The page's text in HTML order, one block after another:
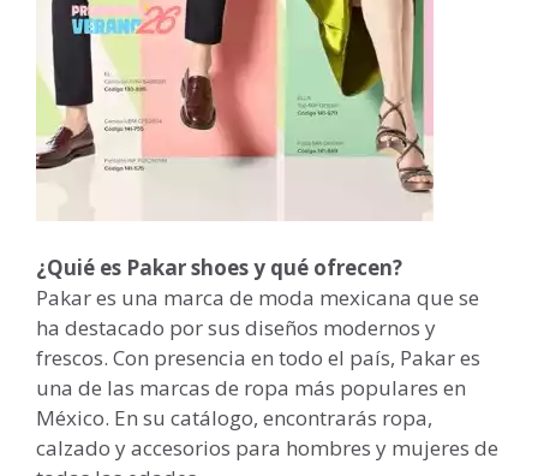
¿Quié es Pakar shoes y qué ofrecen?
Pakar es una marca de moda mexicana que se
ha destacado por sus diseños modernos y
frescos. Con presencia en todo el país, Pakar es
una de las marcas de ropa más populares en
México. En su catálogo, encontrarás ropa,
calzado y accesorios para hombres y mujeres de